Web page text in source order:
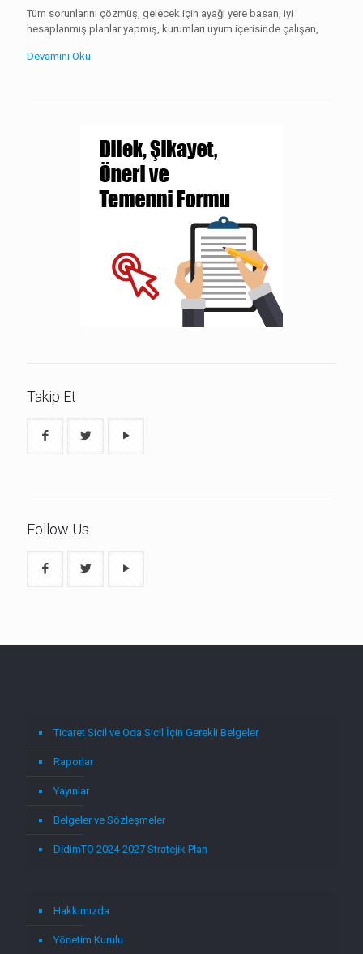
Tüm sorunlarını çözmüş, gelecek için ayağı yere basan, iyi
hesaplanmış planlar yapmış, kurumları uyum içerisinde çalışan,
Devamını Oku
Takip Et
Follow Us
Ticaret Sicil ve Oda Sicil İçin Gerekli Belgeler
Raporlar
Yayınlar
Belgeler ve Sözleşmeler
DidimTO 2024-2027 Stratejik Plan
Hakkımızda
Yönetim Kurulu